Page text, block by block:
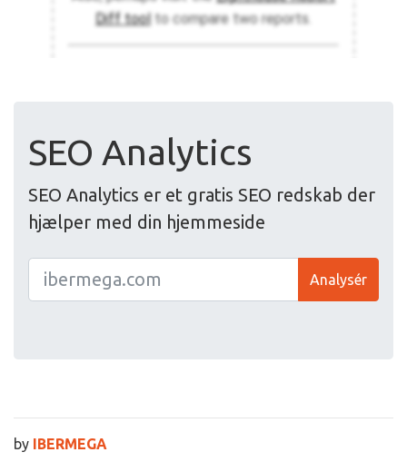
SEO Analytics
SEO Analytics er et gratis SEO redskab der
hjælper med din hjemmeside
Analysér
by IBERMEGA